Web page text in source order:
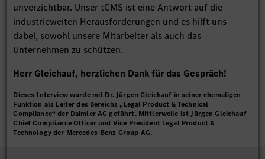
unverzichtbar. Unser tCMS ist eine Antwort auf die
industrieweiten Herausforderungen und es hilft uns
dabei, sowohl unsere Mitarbeiter als auch das
Unternehmen zu schützen.
Herr Gleichauf, herzlichen Dank für das Gespräch!
Dieses Interview wurde mit Dr. Jürgen Gleichauf in seiner ehemaligen
Funktion als Leiter des Bereichs „Legal Product & Technical
Compliance“ der Daimler AG geführt. Mittlerweile ist Jürgen Gleichauf
Chief Compliance Officer und Vice President Legal Product &
Technology der Mercedes-Benz Group AG.